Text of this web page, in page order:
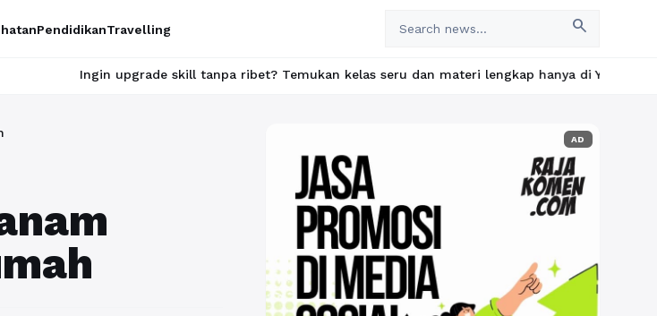
PendidikanTravelling search
Ingin upgrade skill tanpa ribet? Temukan kelas seru dan materi lengkap hanya di YukBelajar.com.
AD